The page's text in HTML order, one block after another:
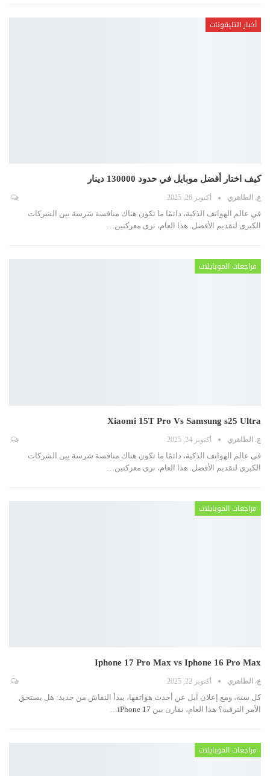
أخبار التليفونات
كيف اختار أفضل موبايل في حدود 130000 دينار
ع. الطاهري أكتوبر 26, 2025
في عالم الهواتف الذكية، دائمًا ما تكون هناك منافسة شرسة بين الشركات
الكبرى لتقديم الأفضل. هذا العام، نرى معركتين…
مراجعات الموبايلات
Xiaomi 15T Pro Vs Samsung s25 Ultra
ع. الطاهري أكتوبر 24, 2025
في عالم الهواتف الذكية، دائمًا ما تكون هناك منافسة شرسة بين الشركات
الكبرى لتقديم الأفضل. هذا العام، نرى معركتين
مراجعات الموبايلات
Iphone 17 Pro Max vs Iphone 16 Pro Max
ع. الطاهري أكتوبر 22, 2025
كل سنة، ومع إعلان آبل عن أحدث هواتفها، يبدأ النقاش من جديد: هل يستحق
الأمر الترقية؟ هذا العام، نقارن بين iPhone 17
…
مراجعات الموبايلات